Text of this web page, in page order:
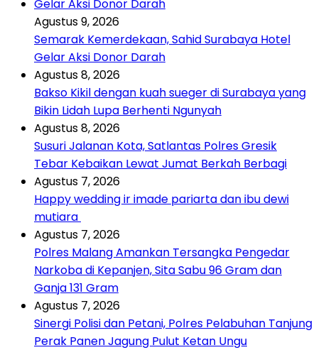
Agustus 9, 2026
Semarak Kemerdekaan, Sahid Surabaya Hotel
Gelar Aksi Donor Darah
Agustus 8, 2026
Bakso Kikil dengan kuah sueger di Surabaya yang
Bikin Lidah Lupa Berhenti Ngunyah
Agustus 8, 2026
Susuri Jalanan Kota, Satlantas Polres Gresik
Tebar Kebaikan Lewat Jumat Berkah Berbagi
Agustus 7, 2026
Happy wedding ir imade pariarta dan ibu dewi
mutiara
Agustus 7, 2026
Polres Malang Amankan Tersangka Pengedar
Narkoba di Kepanjen, Sita Sabu 96 Gram dan
Ganja 131 Gram
Agustus 7, 2026
Sinergi Polisi dan Petani, Polres Pelabuhan Tanjung
Perak Panen Jagung Pulut Ketan Ungu